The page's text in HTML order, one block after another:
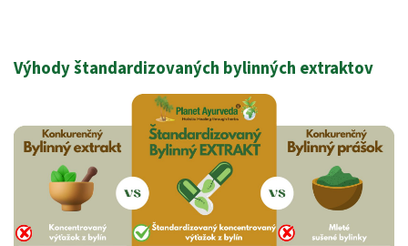
Výhody štandardizovaných bylinných extraktov